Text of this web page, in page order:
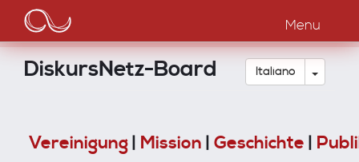
contenuto
principale
Main
navigation
Menu
Italiano Toggle
DiskursNetz-Board
Vereinigung Mission Geschichte